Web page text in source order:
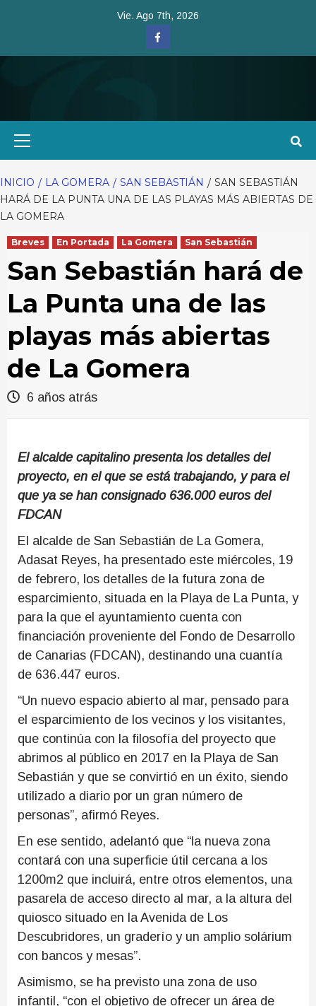
Vie. Ago 7th, 2026
Facebook
INICIO LA GOMERA SAN SEBASTIÁN
SAN SEBASTIÁN
HARÁ DE LA PUNTA UNA DE LAS PLAYAS MÁS ABIERTAS DE
LA GOMERA
Breves En Portada La Gomera San Sebastián
San Sebastián hará de
La Punta una de las
playas más abiertas
de La Gomera
6 años atrás
El alcalde capitalino presenta los detalles del
proyecto, en el que se está trabajando, y para el
que ya se han consignado 636.000 euros del
FDCAN
El alcalde de San Sebastián de La Gomera,
Adasat Reyes, ha presentado este miércoles, 19
de febrero, los detalles de la futura zona de
esparcimiento, situada en la Playa de La Punta, y
para la que el ayuntamiento cuenta con
financiación proveniente del Fondo de Desarrollo
de Canarias (FDCAN), destinando una cuantía
de 636.447 euros.
“Un nuevo espacio abierto al mar, pensado para
el esparcimiento de los vecinos y los visitantes,
que continúa con la filosofía del proyecto que
abrimos al público en 2017 en la Playa de San
Sebastián y que se convirtió en un éxito, siendo
utilizado a diario por un gran número de
personas”, afirmó Reyes.
En ese sentido, adelantó que “la nueva zona
contará con una superficie útil cercana a los
1200m2 que incluirá, entre otros elementos, una
pasarela de acceso directo al mar, a la altura del
quiosco situado en la Avenida de Los
Descubridores, un graderío y un amplio solárium
con bancos y mesas”.
Asimismo, se ha previsto una zona de uso
infantil, “con el objetivo de ofrecer un área de